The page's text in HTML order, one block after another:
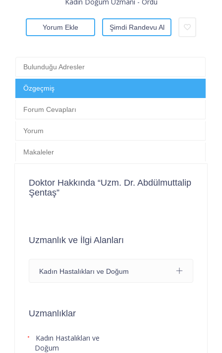
Yorum Ekle Şimdi Randevu Al
Bulunduğu Adresler
Özgeçmiş
Forum Cevapları
Yorum
Makaleler
Doktor Hakkında “Uzm. Dr. Abdülmuttalip
Şentaş”
Uzmanlık ve İlgi Alanları
Kadın Hastalıkları ve Doğum
Uzmanlıklar
Kadın Hastalıkları ve
Doğum